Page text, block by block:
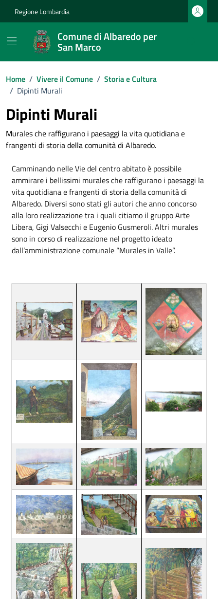
Regione Lombardia
Comune di Albaredo per
San Marco
Home / Vivere il Comune / Storia e Cultura
/ Dipinti Murali
Dipinti Murali
Murales che raffigurano i paesaggi la vita quotidiana e
frangenti di storia della comunità di Albaredo.
Camminando nelle Vie del centro abitato è possibile
ammirare i bellissimi murales che raffigurano i paesaggi la
vita quotidiana e frangenti di storia della comunità di
Albaredo. Diversi sono stati gli autori che anno concorso
alla loro realizzazione tra i quali citiamo il gruppo Arte
Libera, Gigi Valsecchi e Eugenio Gusmeroli. Altri murales
sono in corso di realizzazione nel progetto ideato
dall’amministrazione comunale “Murales in Valle”.